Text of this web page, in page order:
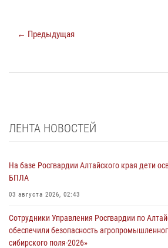
← Предыдущая
ЛЕНТА НОВОСТЕЙ
На базе Росгвардии Алтайского края дети
БПЛА
03 августа 2026, 02:43
Сотрудники Управления Росгвардии по
обеспечили безопасность
сибирского поля-2026»